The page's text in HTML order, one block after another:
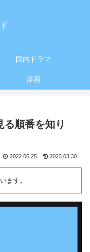
国内ドラマ
洋画
る順番を知り
2022.06.25 2023.03.30
ます。